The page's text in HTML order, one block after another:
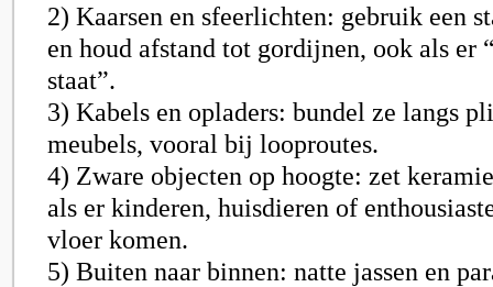
2) Kaarsen en sfeerlichten: gebruik een
en houd afstand tot gordijnen, ook als er
staat”.
3) Kabels en opladers: bundel ze langs
meubels, vooral bij looproutes.
4) Zware objecten op hoogte: zet
als er kinderen, huisdieren of
vloer komen.
5) Buiten naar binnen: natte jassen en